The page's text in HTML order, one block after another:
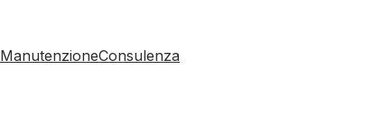
ManutenzioneConsulenza